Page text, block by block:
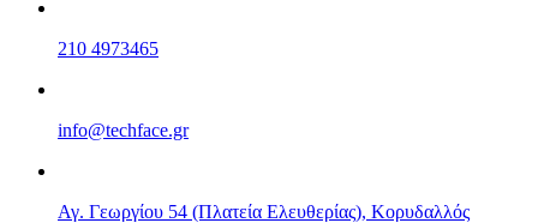
210 4973465
info@techface.gr
Αγ. Γεωργίου 54 (Πλατεία Ελευθερίας), Κορυδαλλός